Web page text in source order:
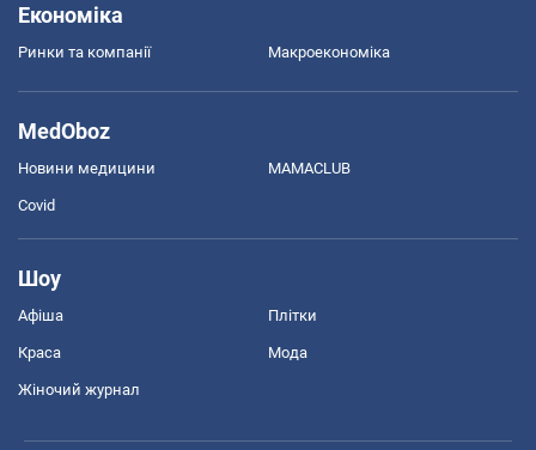
Економіка
Ринки та компанії Макроекономіка
MedOboz
Новини медицини MAMACLUB
Covid
Шоу
Афіша Плітки
Краса Мода
Жіночий журнал